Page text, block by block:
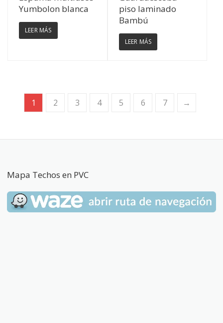
Yumbolon blanca
LEER MÁS
piso laminado
Bambú
LEER MÁS
1 2 3 4 5 6 7 →
Mapa Techos en PVC